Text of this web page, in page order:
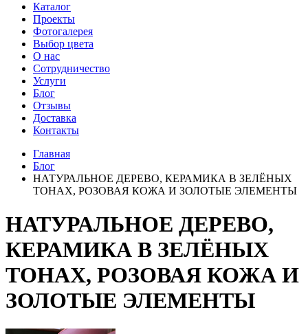
Каталог
Проекты
Фотогалерея
Выбор цвета
О нас
Сотрудничество
Услуги
Блог
Отзывы
Доставка
Контакты
Главная
Блог
НАТУРАЛЬНОЕ ДЕРЕВО, КЕРАМИКА В ЗЕЛЁНЫХ
ТОНАХ, РОЗОВАЯ КОЖА И ЗОЛОТЫЕ ЭЛЕМЕНТЫ
НАТУРАЛЬНОЕ ДЕРЕВО,
КЕРАМИКА В ЗЕЛЁНЫХ
ТОНАХ, РОЗОВАЯ КОЖА И
ЗОЛОТЫЕ ЭЛЕМЕНТЫ